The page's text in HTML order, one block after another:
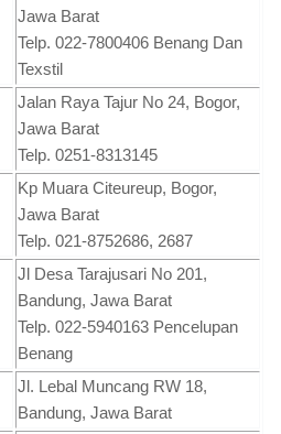
Jawa Barat
Telp. 022-7800406 Benang Dan
Texstil
Jalan Raya Tajur No 24, Bogor,
Jawa Barat
Telp. 0251-8313145
Kp Muara Citeureup, Bogor,
Jawa Barat
Telp. 021-8752686, 2687
Jl Desa Tarajusari No 201,
Bandung, Jawa Barat
Telp. 022-5940163 Pencelupan
Benang
Jl. Lebal Muncang RW 18,
Bandung, Jawa Barat